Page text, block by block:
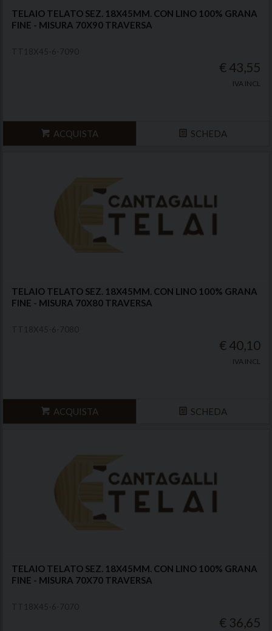
TELAIO TELATO SEZ. 18X45MM. CON LINO 100% GRANA
FINE - MISURA 70X90 TRAVERSA
€ 43,55
IVA INCL
ACQUISTA SCHEDA
TELAIO TELATO SEZ. 18X45MM. CON LINO 100% GRANA
FINE - MISURA 70X80 TRAVERSA
€ 40,10
IVA INCL
ACQUISTA SCHEDA
TELAIO TELATO SEZ. 18X45MM. CON LINO 100% GRANA
FINE - MISURA 70X70 TRAVERSA
€ 36,65